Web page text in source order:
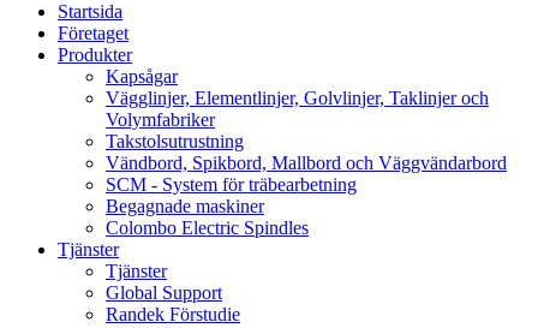
Startsida
Företaget
Produkter
Kapsågar
Vägglinjer, Elementlinjer, Golvlinjer, Taklinjer och
Volymfabriker
Takstolsutrustning
Vändbord, Spikbord, Mallbord och Väggvändarbord
SCM - System för träbearbetning
Begagnade maskiner
Colombo Electric Spindles
Tjänster
Tjänster
Global Support
Randek Förstudie